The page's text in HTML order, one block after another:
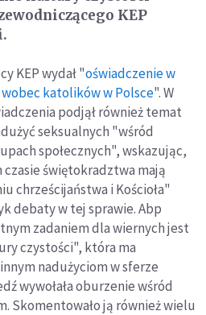
KEP
KEP wydał "oświadczenie w
katolików w Polsce". W
podjął również temat
seksualnych "wśród
społecznych", wskazując,
świętokradztwa mają
chrześcijaństwa i Kościoła"
debaty w tej sprawie. Abp
zadaniem dla wiernych jest
czystości", która ma
nadużyciom w sferze
wywołała oburzenie wśród
Skomentowało ją również wielu